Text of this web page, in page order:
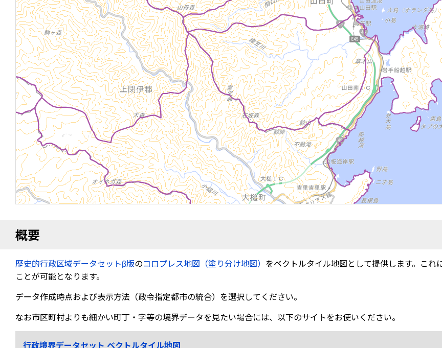
概要
歴史的行政区域データセットβ版のコロプレス地図（塗り分け地図） をベクトルタイル地図として提供します。こ
ことが可能となります。
データ作成時点および表示方法（政令指定都市の統合）を選択してください。
なお市区町村よりも細かい町丁・字等の境界データを見たい場合には、以下のサイトをお使いください。
行政境界データセット ベクトルタイル地図